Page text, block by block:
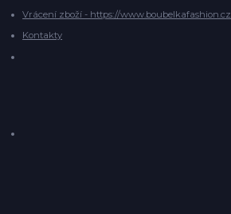
Vrácení zboží - https://
Kontakty